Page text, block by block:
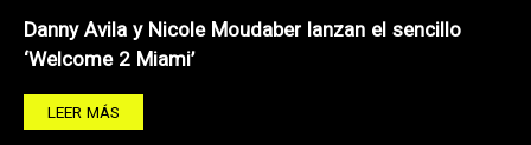
Danny Avila y Nicole Moudaber lanzan el sencillo
‘Welcome 2 Miami’
LEER MÁS